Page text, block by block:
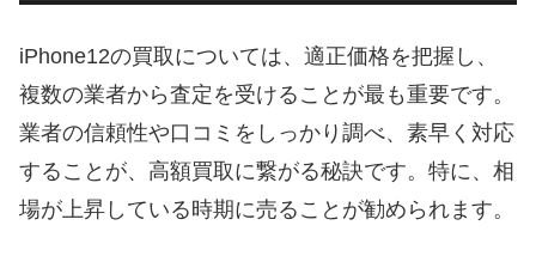
iPhone12の買取については、適正価格を把握し、
複数の業者から査定を受けることが最も重要です。
業者の信頼性や口コミをしっかり調べ、素早く対応
することが、高額買取に繋がる秘訣です。特に、相
場が上昇している時期に売ることが勧められます。